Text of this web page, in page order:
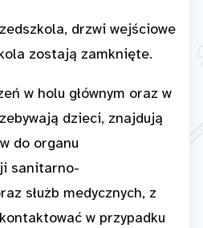
drzwi wejściowe
zostają zamknięte.
w holu głównym oraz w
dzieci, znajdują
do organu
sanitarno-
służb medycznych, z
w przypadku